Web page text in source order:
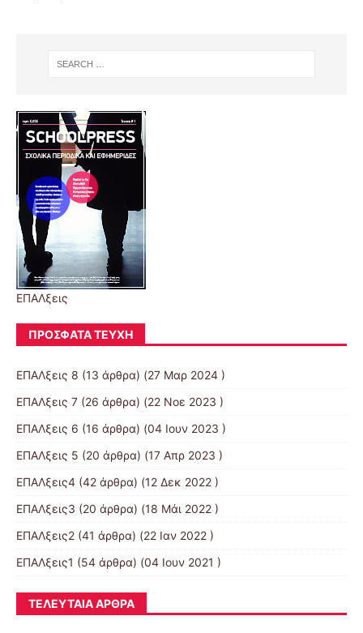
ΕΠΑΛξεις
ΠΡΌΣΦΑΤΑ ΤΕΎΧΗ
ΕΠΑΛξεις 8 (13 άρθρα) (27 Μαρ 2024 )
ΕΠΑΛξεις 7 (26 άρθρα) (22 Νοε 2023 )
ΕΠΑΛξεις 6 (16 άρθρα) (04 Ιουν 2023 )
ΕΠΑΛξεις 5 (20 άρθρα) (17 Απρ 2023 )
ΕΠΑΛξεις4 (42 άρθρα) (12 Δεκ 2022 )
ΕΠΑΛξεις3 (20 άρθρα) (18 Μάι 2022 )
ΕΠΑΛξεις2 (41 άρθρα) (22 Ιαν 2022 )
ΕΠΑΛξεις1 (54 άρθρα) (04 Ιουν 2021 )
ΤΕΛΕΥΤΑΊΑ ΆΡΘΡΑ